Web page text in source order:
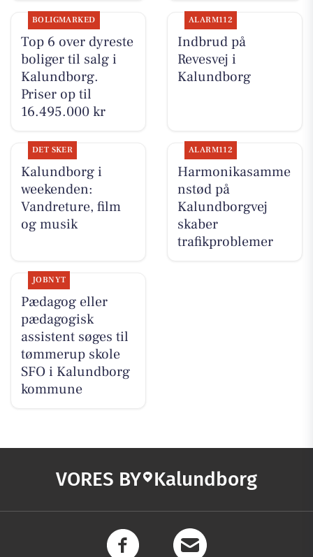
BOLIGMARKED
Top 6 over dyreste
boliger til salg i
Kalundborg.
Priser op til
16.495.000 kr
ALARM112
Indbrud på
Revesvej i
Kalundborg
DET SKER
Kalundborg i
weekenden:
Vandreture, film
og musik
ALARM112
Harmonikasamme
nstød på
Kalundborgvej
skaber
trafikproblemer
JOBNYT
Pædagog eller
pædagogisk
assistent søges til
tømmerup skole
SFO i Kalundborg
kommune
VORES BY Kalundborg